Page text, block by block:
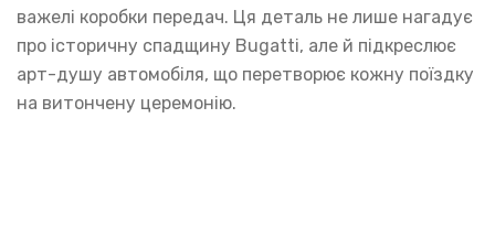
важелі коробки передач. Ця деталь не лише нагадує
про історичну спадщину Bugatti, але й підкреслює
арт-душу автомобіля, що перетворює кожну поїздку
на витончену церемонію.